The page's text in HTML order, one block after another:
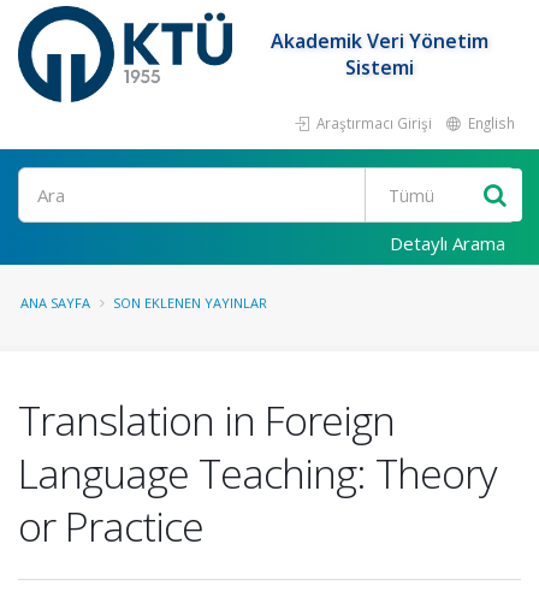
Akademik Veri Yönetim
Sistemi
Araştırmacı Girişi English
Ara
Detaylı Arama
ANA SAYFA SON EKLENEN YAYINLAR
Translation in Foreign
Language Teaching: Theory
or Practice